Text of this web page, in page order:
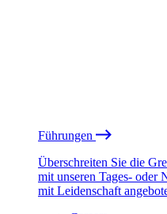
Führungen
Überschreiten Sie die
mit unseren Tages- oder
mit Leidenschaft